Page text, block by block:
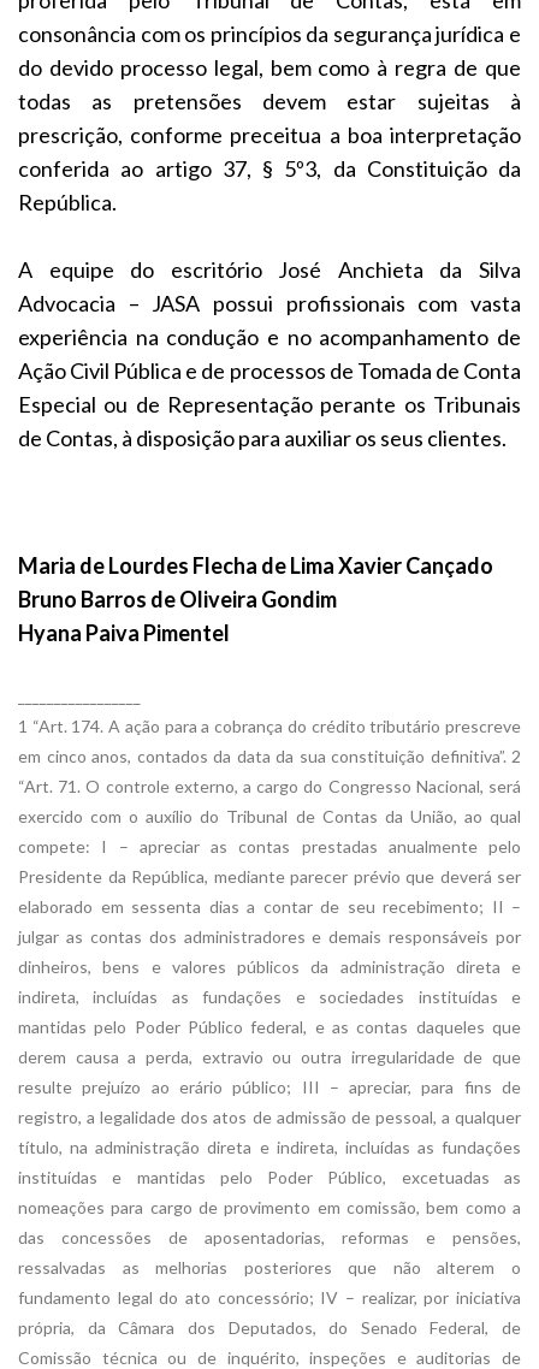
consonância com os princípios da segurança jurídica e
do devido processo legal, bem como à regra de que
todas as pretensões devem estar sujeitas à
prescrição, conforme preceitua a boa interpretação
conferida ao artigo 37, § 5º3, da Constituição da
República.
A equipe do escritório José Anchieta da Silva
Advocacia – JASA possui profissionais com vasta
experiência na condução e no acompanhamento de
Ação Civil Pública e de processos de Tomada de Conta
Especial ou de Representação perante os Tribunais
de Contas, à disposição para auxiliar os seus clientes.
Maria de Lourdes Flecha de Lima Xavier Cançado
Bruno Barros de Oliveira Gondim
Hyana Paiva Pimentel
1 “Art. 174. A ação para a cobrança do crédito tributário prescreve
em cinco anos, contados da data da sua constituição definitiva”. 2
“Art. 71. O controle externo, a cargo do Congresso Nacional, será
exercido com o auxílio do Tribunal de Contas da União, ao qual
compete: I – apreciar as contas prestadas anualmente pelo
Presidente da República, mediante parecer prévio que deverá ser
elaborado em sessenta dias a contar de seu recebimento; II –
julgar as contas dos administradores e demais responsáveis por
dinheiros, bens e valores públicos da administração direta e
indireta, incluídas as fundações e sociedades instituídas e
mantidas pelo Poder Público federal, e as contas daqueles que
derem causa a perda, extravio ou outra irregularidade de que
resulte prejuízo ao erário público; III – apreciar, para fins de
registro, a legalidade dos atos de admissão de pessoal, a qualquer
título, na administração direta e indireta, incluídas as fundações
instituídas e mantidas pelo Poder Público, excetuadas as
nomeações para cargo de provimento em comissão, bem como a
das concessões de aposentadorias, reformas e pensões,
ressalvadas as melhorias posteriores que não alterem o
fundamento legal do ato concessório; IV – realizar, por iniciativa
própria, da Câmara dos Deputados, do Senado Federal, de
Comissão técnica ou de inquérito, inspeções e auditorias de